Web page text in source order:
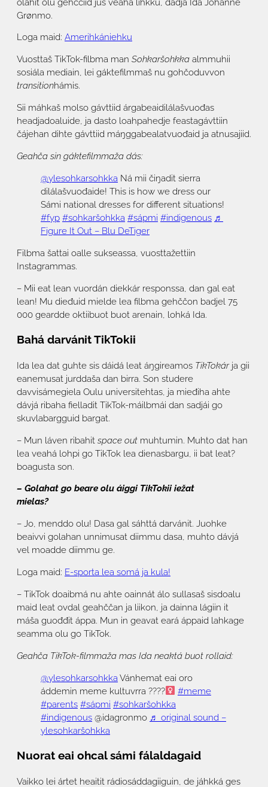
Grønmo.
Loga maid: Amerihkániehku
Vuosttaš TikTok-filbma man Sohkaršohkka almmuhii
sosiála mediain, lei gáktefilmmaš nu gohčoduvvon
transitionhámis.
Sii máhkaš molso gávttiid árgabeaidilálašvuođas
headjadoaluide, ja dasto loahpahedje feastagávttiin
čájehan dihte gávttiid máŋggabealatvuođaid ja atnusajiid.
Geahča sin gáktefilmmaža dás:
@ylesohkarsohkka Ná mii čiŋadit sierra
dilálašvuođaide! This is how we dress our
Sámi national dresses for different situations!
#fyp #sohkaršohkka #sápmi #indigenous ♬
Figure It Out – Blu DeTiger
Filbma šattai oalle sukseassa, vuosttažettiin
Instagrammas.
– Mii eat lean vuordán diekkár responssa, dan gal eat
lean! Mu dieđuid mielde lea filbma gehččon badjel 75
000 geardde oktiibuot buot arenain, lohká Ida.
Bahá darvánit TikTokii
Ida lea dat guhte sis dáidá leat áŋgireamos TikTokár ja gii
eanemusat jurddaša dan birra. Son studere
davvisámegiela Oulu universitehtas, ja mieđiha ahte
dávjá ribaha fielladit TikTok-máilbmái dan sadjái go
skuvlabargguid bargat.
– Mun láven ribahit space out muhtumin. Muhto dat han
lea veahá lohpi go TikTok lea dienasbargu, ii bat leat?
boagusta son.
– Golahat go beare olu áiggi TikTokii iežat
mielas?
– Jo, menddo olu! Dasa gal sáhttá darvánit. Juohke
beaivvi golahan unnimusat diimmu dasa, muhto dávjá
vel moadde diimmu ge.
Loga maid: E-sporta lea somá ja kula!
– TikTok doaibmá nu ahte oainnát álo sullasaš sisdoalu
maid leat ovdal geahččan ja liikon, ja dainna lágiin it
máša guođđit áppa. Mun in geavat eará áppaid lahkage
seamma olu go TikTok.
Geahča TikTok-filmmaža mas Ida neaktá buot rollaid:
@ylesohkarsohkka Vánhemat eai oro
áddemin meme kultuvrra ????‍
#meme
#parents #sápmi #sohkaršohkka
#indigenous @idagronmo ♬ original sound –
ylesohkaršohkka
Nuorat eai ohcal sámi fálaldagaid
Vaikko lei ártet heaitit rádiosáddagiiguin, de jáhkká ges